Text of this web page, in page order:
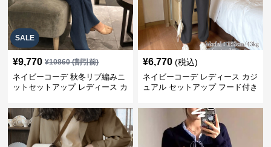
SALE
¥9,770 ¥10860(割引前)
ネイビーコーデ 秋冬リブ編みニ
ットセットアップ レディース カ
¥6,770 (税込)
ネイビーコーデ レディース カジ
ュアル セットアップ フード付き